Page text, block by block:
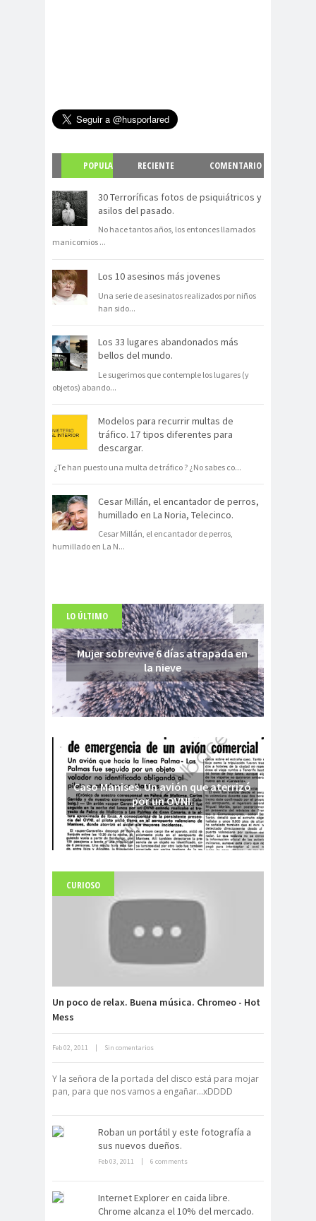
POPULA
R
RECIENTE
COMENTARIO
30 Terroríficas fotos de psiquiátricos y
asilos del pasado.
No hace tantos años, los entonces llamados
manicomios ...
Los 10 asesinos más jovenes
Una serie de asesinatos realizados por niños
han sido...
Los 33 lugares abandonados más
bellos del mundo.
Le sugerimos que contemple los lugares (y
objetos) abando...
Modelos para recurrir multas de
tráfico. 17 tipos diferentes para
descargar.
¿Te han puesto una multa de tráfico ? ¿No sabes co...
Cesar Millán, el encantador de perros,
humillado en La Noria, Telecinco.
Cesar Millán, el encantador de perros,
humillado en La N...
LO ÚLTIMO
Mujer sobrevive 6 días atrapada en
la nieve
Caso Manises. Un avión que aterrizó
por un OVNI.
Fuerte abandonado del siglo XIX
Neuromarketing: el uso de la
electrónico
abandonado
CURIOSO
Un poco de relax. Buena música. Chromeo - Hot
Mess
Feb 02, 2011 Sin comentarios
Y la señora de la portada del disco está para mojar
pan, para que nos vamos a engañar...xDDDD
Roban un portátil y este fotografía a
sus nuevos dueños.
Feb 03, 2011 6 comments
Internet Explorer en caida libre.
Chrome alcanza el 10% del mercado.